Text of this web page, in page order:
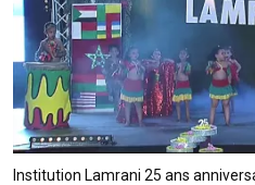
Institution Lamrani 25 ans